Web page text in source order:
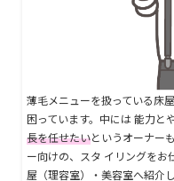
薄毛メニューを扱っている床
困っています。中には 能力と
長を任せたいというオーナー
ー向けの、スタ イリングをお
屋（理容室）・美容室へ紹介